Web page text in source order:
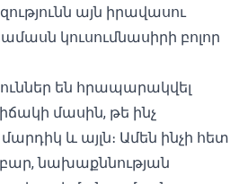
այն իրավասու
կուսումնասիրի բոլոր
են հրապարակվել
մասին, թե ինչ
և այլն։ Ամեն ինչի հետ
նախաքննության